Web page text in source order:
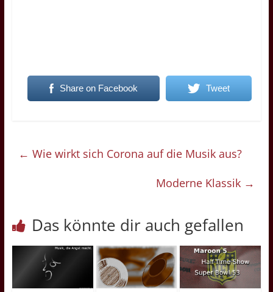
Share on Facebook Tweet
← Wie wirkt sich Corona auf die Musik aus?
Moderne Klassik →
Das könnte dir auch gefallen